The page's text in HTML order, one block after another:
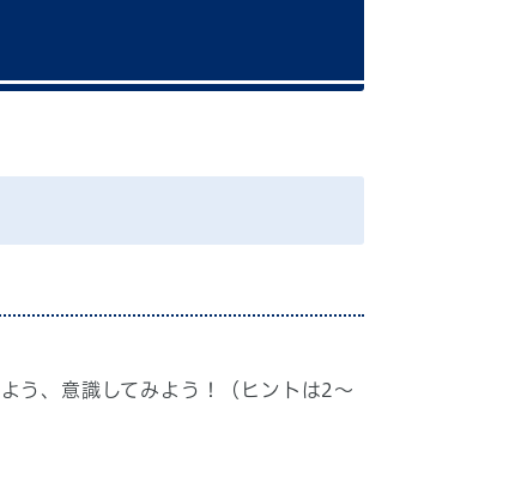
、意識してみよう！（ヒントは2～